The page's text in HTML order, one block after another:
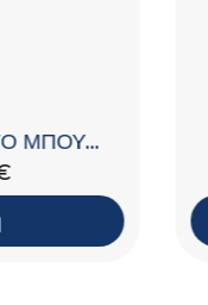
ΓΥΝΑΙΚΕΙΟ ΠΑΛΤΟ ΜΠΟΥΦΑΝ